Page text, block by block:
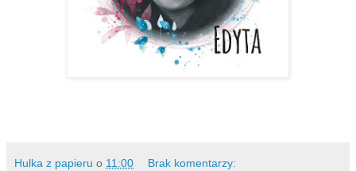
Hulka z papieru o 11:00 Brak komentarzy: